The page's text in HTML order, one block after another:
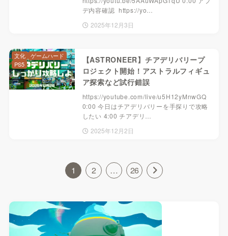
デ内容確認 ​​ https://yo…
2025年12月3日
【ASTRONEER】チアデリバリープ
ロジェクト開始！アストラルフィギュ
ア探索など試行錯誤
https://youtube.com/live/u5H12yMnwGQ ​​
0:00 今日はチアデリバリーを手探りで攻略
したい 4:00 チアデリ…
2025年12月2日
文化
ゲームハード
PS5
1 2 … 26